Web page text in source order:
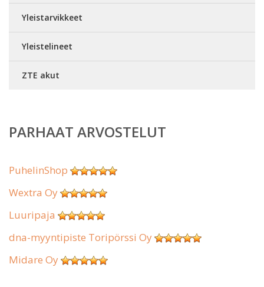
Yleistarvikkeet
Yleistelineet
ZTE akut
PARHAAT ARVOSTELUT
PuhelinShop
Wextra Oy
Luuripaja
dna-myyntipiste Toripörssi Oy
Midare Oy